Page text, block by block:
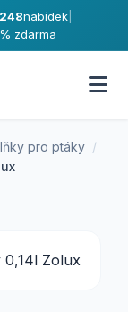
nabídek
zdarma
pro ptáky